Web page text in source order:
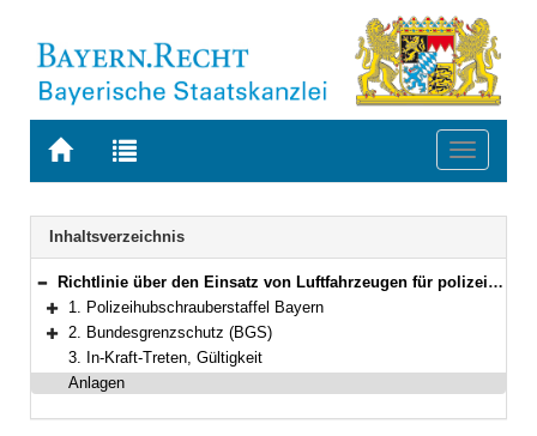
Zur
BAYERN.RECHT
Zur
letzten
Suche
Toggle
Navigation
Inhaltsverzeichnis
Bereich reduzieren
Richtlinie über den Einsatz von Luftfahrzeugen für polizeiliche Zwecke
Bereich erweitern
1. Polizeihubschrauberstaffel Bayern
Bereich erweitern
2. Bundesgrenzschutz (BGS)
3. In-Kraft-Treten, Gültigkeit
Anlagen